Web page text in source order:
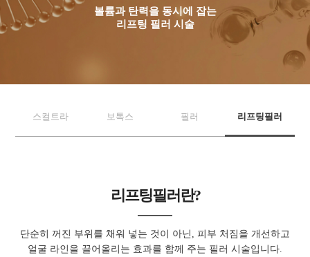
볼륨과 탄력을 동시에 잡는
리프팅 필러 시술
스컬트라 보톡스 필러 리프팅필러
리프팅필러란?
단순히 꺼진 부위를 채워 넣는 것이 아닌, 피부 처짐을 개선하고
얼굴 라인을 끌어올리는 효과를 함께 주는 필러 시술입니다.